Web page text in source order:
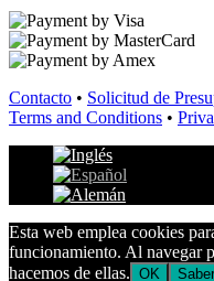
Contacto • Solicitud de
Terms and Conditions •
Esta web emplea cookies
funcionamiento. Al navegar
hacemos de ellas. OK